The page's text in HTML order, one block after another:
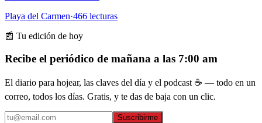
Playa del Carmen·466 lecturas
📰 Tu edición de hoy
Recibe el periódico de mañana a las 7:00 am
El diario para hojear, las claves del día y el podcast ☕ — todo en un
correo, todos los días. Gratis, y te das de baja con un clic.
Suscribirme